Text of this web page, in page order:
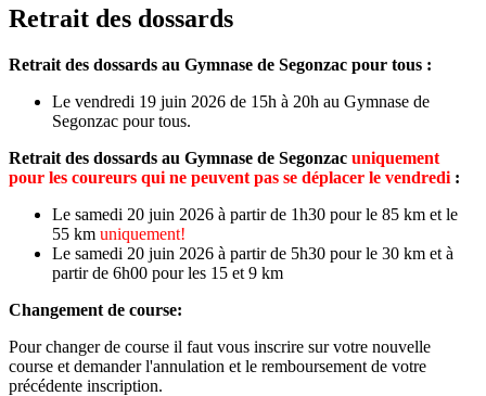
Retrait des dossards
Retrait des dossards au Gymnase de Segonzac pour tous :
Le vendredi 19 juin 2026 de 15h à 20h au Gymnase de
Segonzac pour tous.
Retrait des dossards au Gymnase de Segonzac uniquement
pour les coureurs qui ne peuvent pas se déplacer le vendredi :
Le samedi 20 juin 2026 à partir de 1h30 pour le 85 km et le
55 km uniquement!
Le samedi 20 juin 2026 à partir de 5h30 pour le 30 km et à
partir de 6h00 pour les 15 et 9 km
Changement de course:
Pour changer de course il faut vous inscrire sur votre nouvelle
course et demander l'annulation et le remboursement de votre
précédente inscription.